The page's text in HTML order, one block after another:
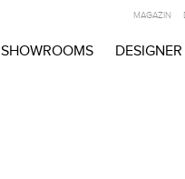
SHOWROOMS DESIGNER
MAGAZIN